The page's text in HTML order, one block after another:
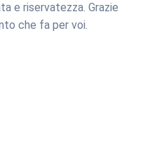
e riservatezza. Grazie
che fa per voi.